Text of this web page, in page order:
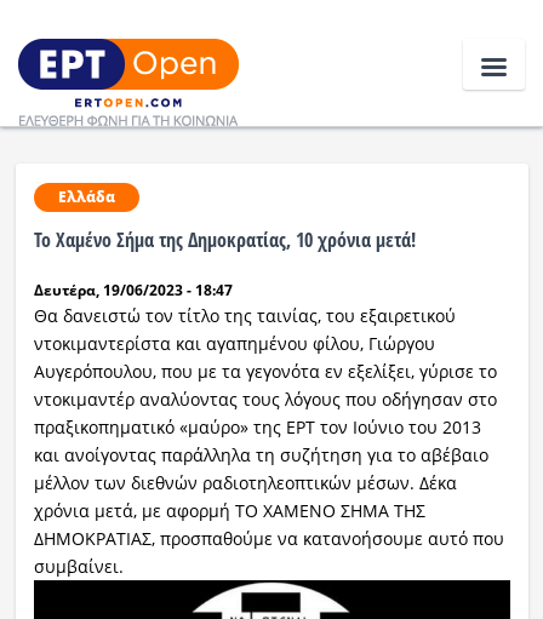
Ειδήσεις
Ελλάδα
Κοινωνία
Οικονομία
Αθλητικά
Κόσμος
Ελλάδα
Το Χαμένο Σήμα της Δημοκρατίας, 10 χρόνια μετά!
Δευτέρα, 19/06/2023 - 18:47
Θα δανειστώ τον τίτλο της ταινίας, του εξαιρετικού
ντοκιμαντερίστα και αγαπημένου φίλου, Γιώργου
Αυγερόπουλου, που με τα γεγονότα εν εξελίξει, γύρισε το
ντοκιμαντέρ αναλύοντας τους λόγους που οδήγησαν στο
πραξικοπηματικό «μαύρο» της ΕΡΤ τον Ιούνιο του 2013
και ανοίγοντας παράλληλα τη συζήτηση για το αβέβαιο
μέλλον των διεθνών ραδιοτηλεοπτικών μέσων. Δέκα
χρόνια μετά, με αφορμή ΤΟ ΧΑΜΕΝΟ ΣΗΜΑ ΤΗΣ
ΔΗΜΟΚΡΑΤΙΑΣ, προσπαθούμε να κατανοήσουμε αυτό που
συμβαίνει.